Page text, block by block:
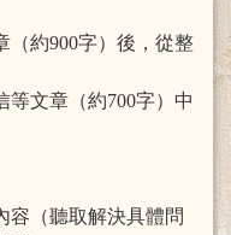
（約900字）後，從整
文章（約700字）中
容（聽取解決具體問